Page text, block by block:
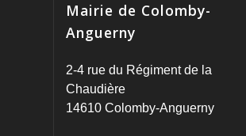
Mairie de Colomby-
Anguerny
2-4 rue du Régiment de la
Chaudière
14610 Colomby-Anguerny